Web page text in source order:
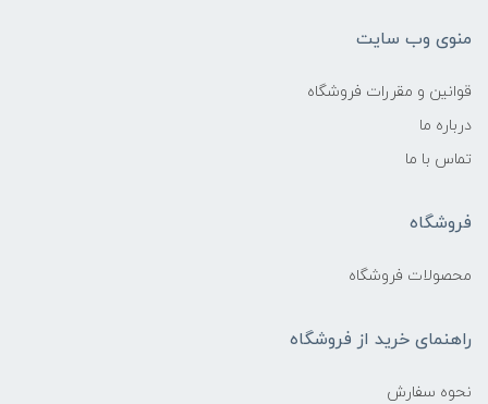
منوی وب سایت
قوانین و مقررات فروشگاه
درباره ما
تماس با ما
فروشگاه
محصولات فروشگاه
راهنمای خرید از فروشگاه
نحوه سفارش